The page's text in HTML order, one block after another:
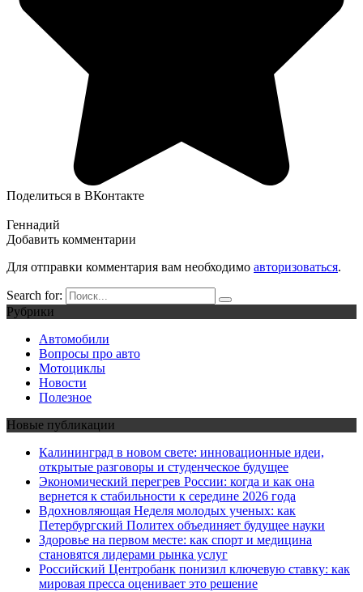
Поделиться в ВКонтакте
Геннадий
Добавить комментарии
Для отправки комментария вам необходимо авторизоваться.
Search for:
Рубрики
Автомобили
Вопросы про авто
Мотоциклы
Новости
Полезное
Новые публикации
Калининград в новом свете: инновационные идеи,
открытые разговоры и студенческое будущее
Экономический перегрев России: когда и как она
вернется к стабильности к середине 2026 года
Вдохновляющая Неделя молодых ученых: как
Петербургский Политех объединяет будущее науки
Здоровье на первом месте: как спорт и медицина
становятся лидерами рынка услуг
Российский Центробанк понизил ключевую ставку: как
мировая пресса оценивает это решение